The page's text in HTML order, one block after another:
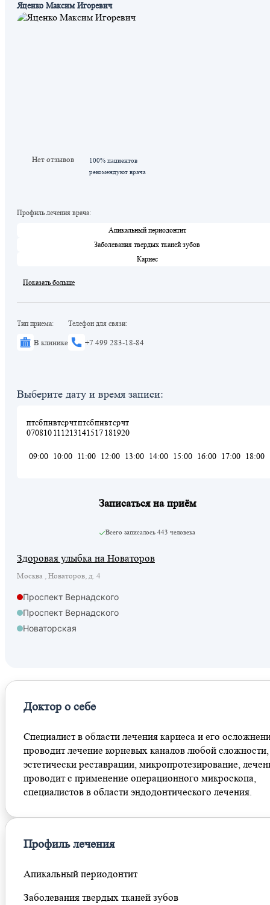
Яценко Максим Игоревич
Нет отзывов
100% пациентов
рекомендуют врача
Профиль лечения врача:
Апикальный периодонтит
Заболевания твердых тканей зубов
Кариес
Показать больше
Тип приема:
В клинике
Телефон для связи:
+7 499 283-18-84
Выберите дату и время записи:
пт
07
сб
08
пн
10
вт
11
ср
12
чт
13
пт
14
сб
15
пн
17
вт
18
ср
19
чт
20
09:00 10:00 11:00 12:00 13:00 14:00 15:00 16:00 17:00 18:00
Записаться на приём
Всего записалось 443 человека
Здоровая улыбка на Новаторов
Москва , Новаторов, д. 4
Проспект Вернадского
Проспект Вернадского
Новаторская
Доктор о себе
Специалист в области лечения кариеса и его
проводит лечение корневых каналов любой сложности,
эстетически реставрации, микропротезирование,
проводит с применение операционного микроскопа,
специалистов в области эндодонтического лечения.
Профиль лечения
Апикальный периодонтит
Заболевания твердых тканей зубов